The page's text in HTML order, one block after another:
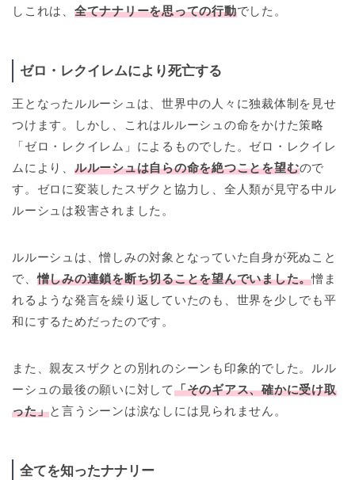
しこれは、 全てナナリーを思っての行動でした。
ゼロ・レクイレムにより死亡する
王となったルルーシュは、世界中の人々に独裁体制を見せ
つけます。しかし、これはルルーシュの命をかけた策略
「ゼロ・レクイレム」によるものでした。ゼロ・レクイレ
ムにより、 ルルーシュは自らの命を絶つことを望むので
す。ゼロに変装したスザクと協力し、全人類が見守る中ル
ルーシュは殺害されました。
ルルーシュは、憎しみの対象となっていた自身が死ぬこと
で、憎しみの連鎖を断ち切ることを望んでいました。憎ま
れるような発言を繰り返していたのも、世界を少しでも平
和にするためだったのです。
また、親友スザクとの別れのシーンも印象的でした。ルル
ーシュの最後の願いに対して「そのギアス、確かに受け取
った」と言うシーンは涙なしには見られません。
全てを知ったナナリー